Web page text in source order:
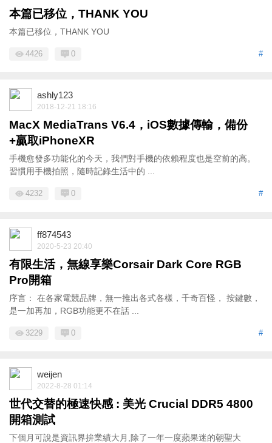
本篇已移位，THANK YOU
本篇已移位，THANK YOU
#
4426 0
ashly123
2018-12-21 18:16
MacX MediaTrans V6.4，iOS數據傳輸，備份
+贏取iPhoneXR
手機愈發多功能化的今天，我們對手機的依賴程度也是空前的高。
習慣用手機拍照，隨時記錄生活中的 ...
#
4232 0
ff874543
2020-5-23 20:40
有限生活，無線享樂Corsair Dark Core RGB
Pro開箱
序言： 在各家電競品牌，無一推出各式各樣，千奇百怪， 按鍵數，
是一加再加，RGB功能更不在話 ...
#
3229 0
weijen
2022-8-28 01:14
世代交替的極速快感 : 美光 Crucial DDR5 4800
開箱測試
下個月可說是資訊界拚業績大月,除了一年一度蘋果迷的朝聖大